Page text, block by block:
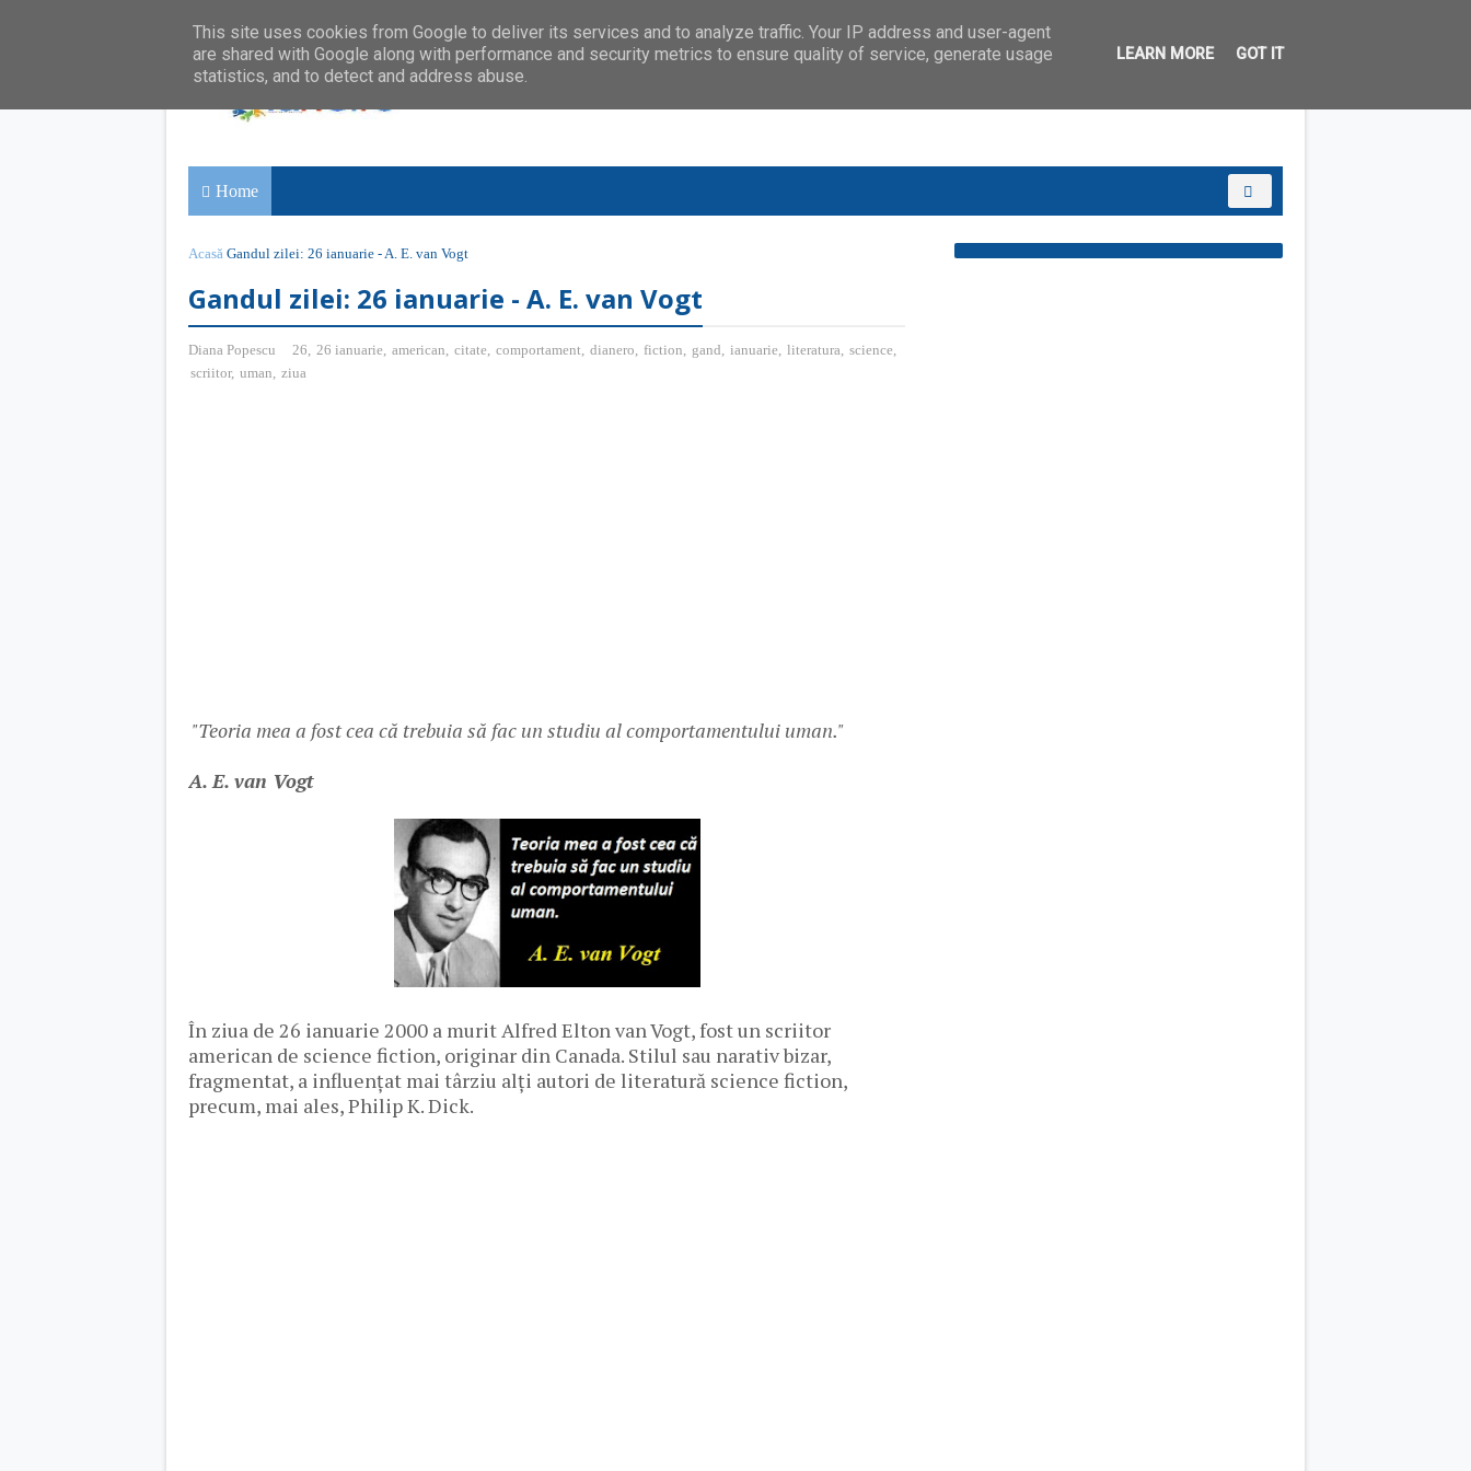
Home
Acasă Gandul zilei: 26 ianuarie - A. E. van Vogt
Gandul zilei: 26 ianuarie - A. E. van Vogt
Diana Popescu 26, 26 ianuarie, american, citate, comportament, dianero, fiction, gand, ianuarie, literatura, science,
scriitor, uman, ziua
"Teoria mea a fost cea că trebuia să fac un studiu al comportamentului uman."
A. E. van Vogt
În ziua de 26 ianuarie 2000 a murit Alfred Elton van Vogt, fost un scriitor
american de science fiction, originar din Canada. Stilul sau narativ bizar,
fragmentat, a influențat mai târziu alți autori de literatură science fiction,
precum, mai ales, Philip K. Dick.
This site uses cookies from Google to deliver its services and to analyze traffic. Your IP address and user-agent
are shared with Google along with performance and security metrics to ensure quality of service, generate usage
statistics, and to detect and address abuse.
LEARN MORE GOT IT